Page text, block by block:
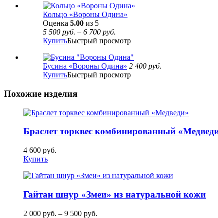
Кольцо «Вороны Одина»
Оценка 5.00 из 5
5 500 руб. – 6 700 руб.
КупитьБыстрый просмотр
Бусина «Вороны Одина» 2 400 руб.
КупитьБыстрый просмотр
Похожие изделия
Браслет торквес комбинированный
4 600 руб.
Купить
Гайтан шнур «Змеи» из натуральной кожи
2 000 руб. – 9 500 руб.